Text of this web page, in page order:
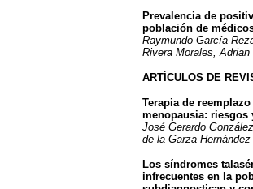
Prevalencia de
población de
Raymundo García
Rivera Morales, Adrian
ARTÍCULOS DE
Terapia de
menopausia: riesgos
José Gerardo
de la Garza Hernández
Los síndromes
infrecuentes en la